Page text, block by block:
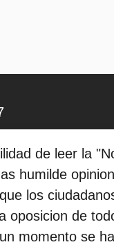
de leer la
humilde
los
oposicion de
momento se